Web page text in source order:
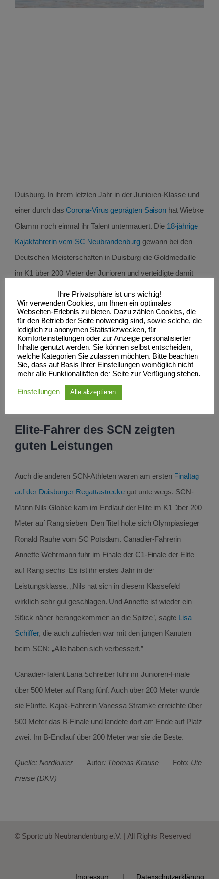
Duisburg. In ihrem letzten Jahr in der Junioren-Klasse und
einer durch das Corona-Virus geprägten Saison hat Wiebke
Glamm noch einmal ihr Talent untermauert. Die 18-jährige
Kajakfahrerin vom SC Neubrandenburg gewann bei den
Deutschen Meisterschaften in Duisburg die Goldmedaille
im K1 über 200 Meter der Junioren und verteidigte damit
Schützling von Trainerin Lisa Schiffer am Samstag vor
Gina Gerenkamp (Essen) und Lena Röhlings vom SC
Berlin-Grünau durch. Im Endlauf über 500 Meter holte sich
die SCN-Dame sechs Stunden später zudem die
Silbermedaille. Den Titel gewann mit knappem Vorsprung
Enja Rößeling (WV Cassel). Rößeling war über die 200
Meter Fünfte geworden.
Elite-Fahrer des SCN zeigten
guten Leistungen
Auch die anderen SCN-Athleten waren am ersten Finaltag
auf der Duisburger Regattastrecke gut unterwegs. SCN-
Mann Nils Globke kam im Endlauf der Elite im K1 über 200
Meter auf Rang sieben. Den Titel holte sich Olympiasieger
Ronald Rauhe vom SC Potsdam. Canadier-Fahrerin
Annette Wehrmann fuhr im Finale der C1-Finale der Elite
auf Rang sechs. Es ist ihr erstes Jahr in der
Leistungsklasse. „Nils hat sich in diesem Klassefeld
wirklich sehr gut geschlagen. Und Annette ist wieder ein
Stück näher herangekommen an die Spitze”, sagte Lisa
Schiffer, die auch zufrieden war mit den jungen Kanuten
beim SCN: „Alle haben sich verbessert.”
Canadier-Talent Lana Schreiber fuhr im Junioren-Finale
über 500 Meter auf Rang fünf. Auch über 200 Meter wurde
sie Fünfte. Kajak-Fahrerin Vanessa Stramke erreichte über
500 Meter das B-Finale und landete dort am Ende auf Platz
zwei. Im B-Endlauf über 200 Meter war sie die Beste.
Quelle: Nordkurier Autor: Thomas Krause Foto: Ute
Freise (DKV)
© Sportclub Neubrandenburg e.V. | All Rights Reserved
Impressum Datenschutzerklärung
Ihre Privatsphäre ist uns wichtig!
Wir verwenden Cookies, um Ihnen ein optimales
Webseiten-Erlebnis zu bieten. Dazu zählen Cookies, die
für den Betrieb der Seite notwendig sind, sowie solche, die
lediglich zu anonymen Statistikzwecken, für
Komforteinstellungen oder zur Anzeige personalisierter
Inhalte genutzt werden. Sie können selbst entscheiden,
welche Kategorien Sie zulassen möchten. Bitte beachten
Sie, dass auf Basis Ihrer Einstellungen womöglich nicht
mehr alle Funktionalitäten der Seite zur Verfügung stehen.
Einstellungen Alle akzeptieren